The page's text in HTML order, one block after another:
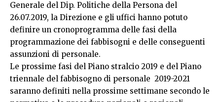
Generale del Dip. Politiche della Persona del
26.07.2019, la Direzione e gli uffici hanno potuto
definire un cronoprogramma delle fasi della
programmazione dei fabbisogni e delle conseguenti
assunzioni di personale.
Le prossime fasi del Piano stralcio 2019 e del Piano
triennale del fabbisogno di personale 2019-2021
saranno definiti nella prossime settimane secondo le